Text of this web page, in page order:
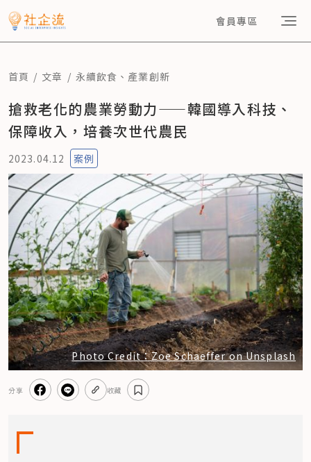
會員專區
首頁 文章 永續飲食 、 產業創新
搶救老化的農業勞動力——韓國導入科技、
保障收入，培養次世代農民
2023.04.12 案例
Photo Credit：Zoe Schaeffer on Unsplash
分享 收藏